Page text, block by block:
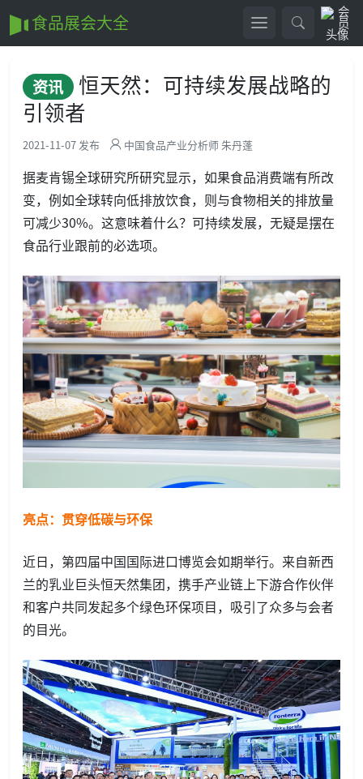
食品展会大全
资讯 恒天然：可持续发展战略的
引领者
2021-11-07 发布 中国食品产业分析师 朱丹蓬
据麦肯锡全球研究所研究显示，如果食品消费端有所改
变，例如全球转向低排放饮食，则与食物相关的排放量
可减少30%。这意味着什么？可持续发展，无疑是摆在
食品行业跟前的必选项。
亮点：贯穿低碳与环保
近日，第四届中国国际进口博览会如期举行。来自新西
兰的乳业巨头恒天然集团，携手产业链上下游合作伙伴
和客户共同发起多个绿色环保项目，吸引了众多与会者
的目光。